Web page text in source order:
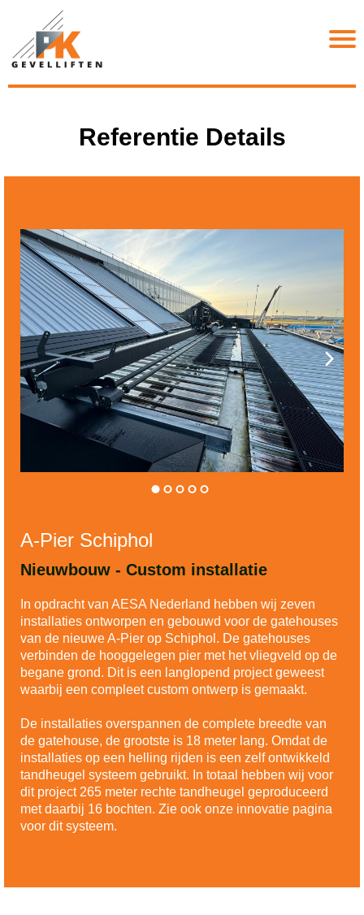
Referentie Details
A-Pier Schiphol
Nieuwbouw - Custom installatie
In opdracht van AESA Nederland hebben wij zeven
installaties ontworpen en gebouwd voor de gatehouses
van de nieuwe A-Pier op Schiphol. De gatehouses
verbinden de hooggelegen pier met het vliegveld op de
begane grond. Dit is een langlopend project geweest
waarbij een compleet custom ontwerp is gemaakt.
De installaties overspannen de complete breedte van
de gatehouse, de grootste is 18 meter lang. Omdat de
installaties op een helling rijden is een zelf ontwikkeld
tandheugel systeem gebruikt. In totaal hebben wij voor
dit project 265 meter rechte tandheugel geproduceerd
met daarbij 16 bochten. Zie ook onze innovatie pagina
voor dit systeem.